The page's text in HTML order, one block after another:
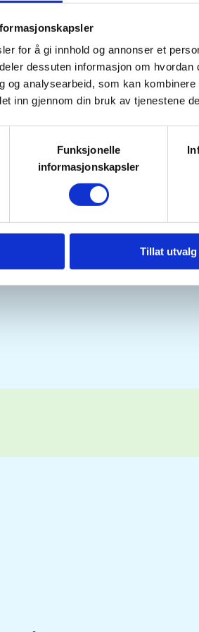
for å gi innhold og annonser et
dessuten informasjon om
og analysearbeid, som kan
inn gjennom din bruk av tjenestene
Funksjonelle
informasjonskapsler
Tillat utvalg
utanom fellesferien.
6, 11/6, 16/6, 18/6,23/6, 25/
kveldar for totalt kr. 500,-
ikkje medlemmar, i og med at
skyteskulen, og "sponsar"
til fellesferien, men det
august, tysdag og